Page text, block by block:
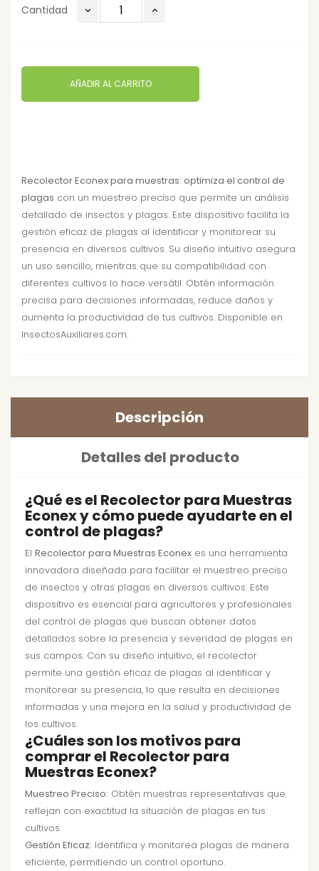
Cantidad
AÑADIR AL CARRITO
Recolector Econex para muestras: optimiza el control de
plagas con un muestreo preciso que permite un análisis
detallado de insectos y plagas. Este dispositivo facilita la
gestión eficaz de plagas al identificar y monitorear su
presencia en diversos cultivos. Su diseño intuitivo asegura
un uso sencillo, mientras que su compatibilidad con
diferentes cultivos lo hace versátil. Obtén información
precisa para decisiones informadas, reduce daños y
aumenta la productividad de tus cultivos. Disponible en
InsectosAuxiliares.com.
Descripción
Detalles del producto
¿Qué es el Recolector para Muestras
Econex y cómo puede ayudarte en el
control de plagas?
El Recolector para Muestras Econex es una herramienta
innovadora diseñada para facilitar el muestreo preciso
de insectos y otras plagas en diversos cultivos. Este
dispositivo es esencial para agricultores y profesionales
del control de plagas que buscan obtener datos
detallados sobre la presencia y severidad de plagas en
sus campos. Con su diseño intuitivo, el recolector
permite una gestión eficaz de plagas al identificar y
monitorear su presencia, lo que resulta en decisiones
informadas y una mejora en la salud y productividad de
los cultivos.
¿Cuáles son los motivos para
comprar el Recolector para
Muestras Econex?
Muestreo Preciso: Obtén muestras representativas que
reflejan con exactitud la situación de plagas en tus
cultivos.
Gestión Eficaz: Identifica y monitorea plagas de manera
eficiente, permitiendo un control oportuno.